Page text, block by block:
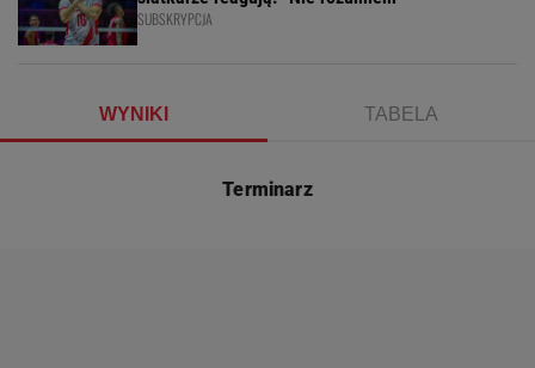
SUBSKRYPCJA
WYNIKI TABELA
Terminarz